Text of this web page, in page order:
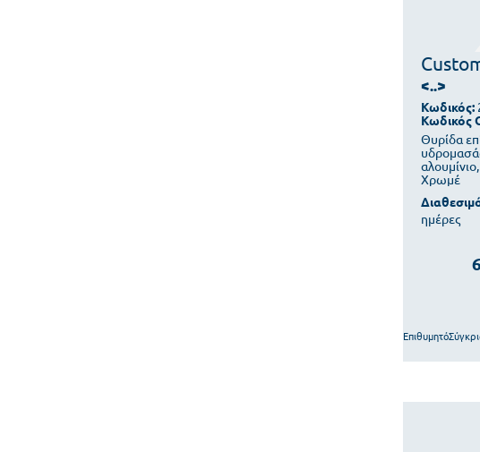
<..>
Θυρίδα
Χρωμέ
Κωδικός:
Κωδικός
ημέρες
Επιθυμητό